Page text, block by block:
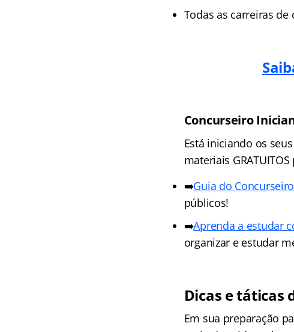
Todas as carreiras de
Concurseiro
Está iniciando os
materiais
➡️Guia do
públicos!
➡️Aprenda a estudar
organizar e estudar
Dicas e táticas
Em sua preparação